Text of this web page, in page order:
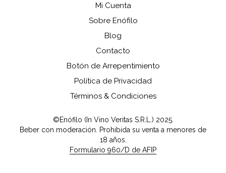
Mi Cuenta
Sobre Enófilo
Blog
Contacto
Botón de Arrepentimiento
Política de Privacidad
Términos & Condiciones
©Enófilo (In Vino Veritas S.R.L.) 2025.
Beber con moderación. Prohibida su venta a menores de
18 años.
Formulario 960/D de AFIP